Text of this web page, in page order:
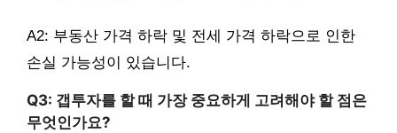
A2: 부동산 가격 하락 및 전세 가격 하락으로 인한
손실 가능성이 있습니다.
Q3: 갭투자를 할 때 가장 중요하게 고려해야 할 점은
무엇인가요?